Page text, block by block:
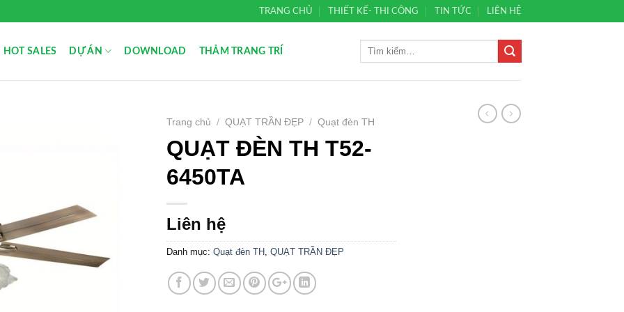
TRANG CHỦ THIẾT KẾ- THI CÔNG TIN TỨC LIÊN HỆ
HOT SALES DỰ ÁN DOWNLOAD THẢM TRANG TRÍ
Trang chủ / QUẠT TRẦN ĐẸP / Quạt đèn TH
QUẠT ĐÈN TH T52-
6450TA
Liên hệ
Danh mục: Quạt đèn TH QUẠT TRẦN ĐẸP